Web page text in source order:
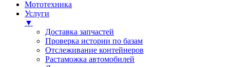
Мототехника
Услуги
▼
Доставка запчастей
Проверка истории по базам
Отслеживание контейнеров
Растаможка автомобилей